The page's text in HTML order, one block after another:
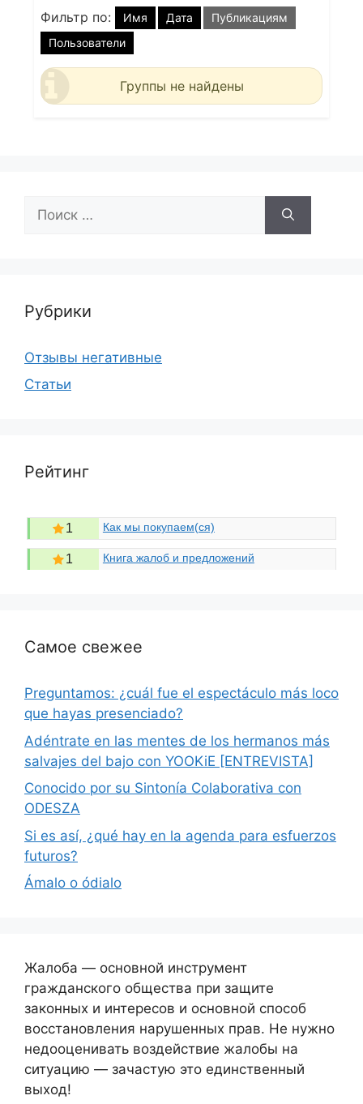
Фильтр по: Имя Дата
Публикациям
Пользователи
Группы не найдены
Рубрики
Отзывы негативные
Статьи
Рейтинг
1 Как мы покупаем(ся)
1 Книга жалоб и предложений
Самое свежее
Preguntamos: ¿cuál fue el espectáculo más loco
que hayas presenciado?
Adéntrate en las mentes de los hermanos más
salvajes del bajo con YOOKiE [ENTREVISTA]
Conocido por su Sintonía Colaborativa con
ODESZA
Si es así, ¿qué hay en la agenda para esfuerzos
futuros?
Ámalo o ódialo
Жалоба — основной инструмент
гражданского общества при защите
законных и интересов и основной способ
восстановления нарушенных прав. Не нужно
недооценивать воздействие жалобы на
ситуацию — зачастую это единственный
выход!